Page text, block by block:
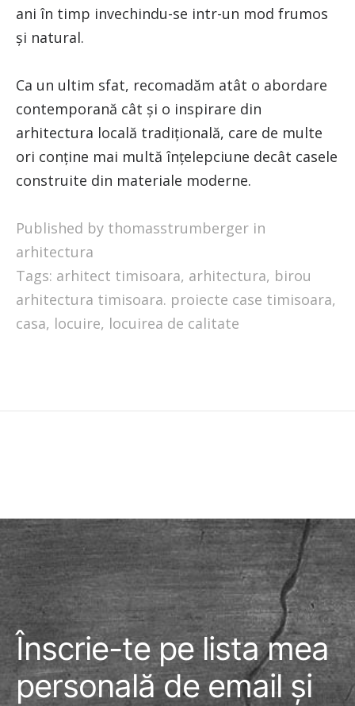
ani în timp invechindu-se intr-un mod frumos
și natural.
Ca un ultim sfat, recomadăm atât o abordare
contemporană cât și o inspirare din
arhitectura locală tradițională, care de multe
ori conține mai multă înțelepciune decât casele
construite din materiale moderne.
Published by thomasstrumberger in
arhitectura
Tags: arhitect timisoara, arhitectura, birou
arhitectura timisoara. proiecte case timisoara,
casa, locuire, locuirea de calitate
Înscrie-te pe lista mea
personală de email și